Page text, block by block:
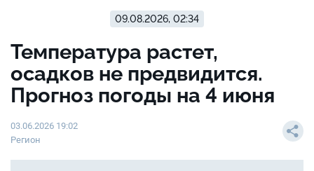
09.08.2026, 02:34
Температура растет,
осадков не предвидится.
Прогноз погоды на 4 июня
03.06.2026 19:02
Регион